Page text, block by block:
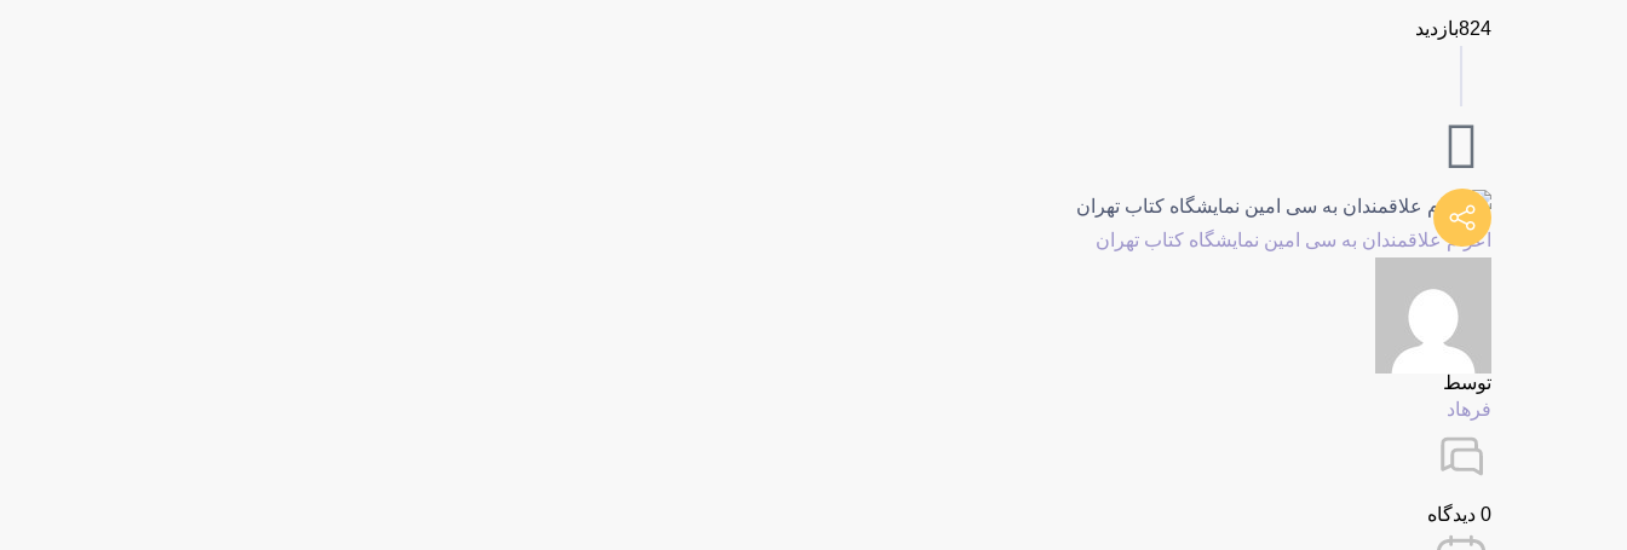
824بازدید
اعزام علاقمندان به سی امین نمایشگاه کتاب تهران
توسط
فرهاد
0 دیدگاه